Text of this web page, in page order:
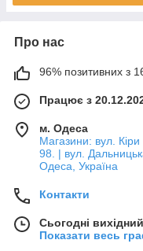
Про нас
96% позитивних з
Працює з
м. Одеса
Магазини: вул.
98. | вул.
Одеса, Україна
Контакти
Сьогодні вихідний
Показати весь